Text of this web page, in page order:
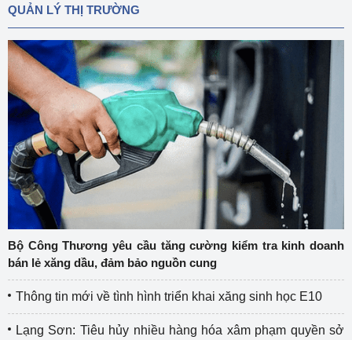
QUẢN LÝ THỊ TRƯỜNG
Bộ Công Thương yêu cầu tăng cường kiểm tra kinh doanh
bán lẻ xăng dầu, đảm bảo nguồn cung
Thông tin mới về tình hình triển khai xăng sinh học E10
Lạng Sơn: Tiêu hủy nhiều hàng hóa xâm phạm quyền sở